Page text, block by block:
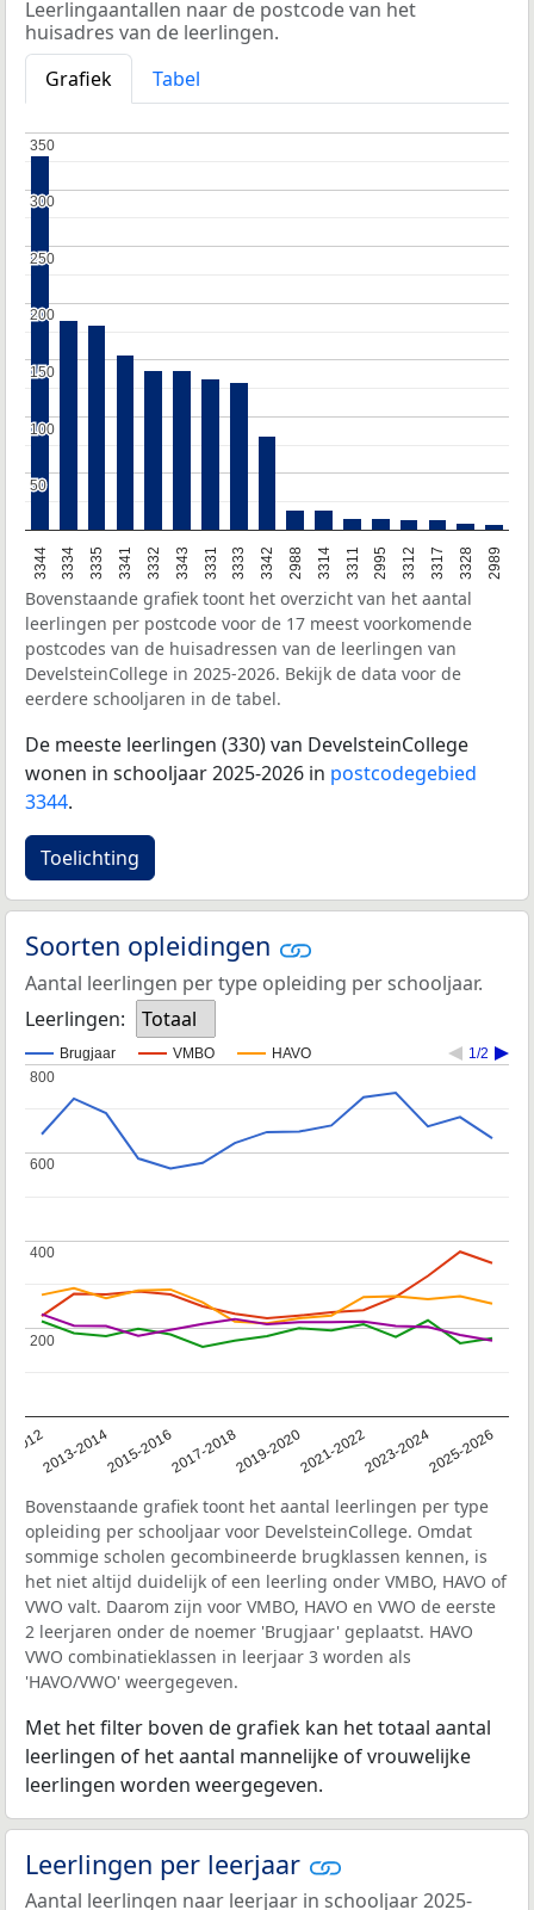
Leerlingaantallen naar de postcode van het
huisadres van de leerlingen.
Grafiek
Tabel
3344 3334 3335 3341 3332 3343 3331 3333 3342 2988 3314 3311 2995 3312 3317 3328 2989
50
50
100
100
150
150
200
200
250
250
300
300
350
350
Bovenstaande grafiek toont het overzicht van het aantal
leerlingen per postcode voor de 17 meest voorkomende
postcodes van de huisadressen van de leerlingen van
DevelsteinCollege in 2025-2026. Bekijk de data voor de
eerdere schooljaren in de tabel.
De meeste leerlingen (330) van DevelsteinCollege
wonen in schooljaar 2025-2026 in postcodegebied
3344.
Toelichting
Soorten opleidingen
Aantal leerlingen per type opleiding per schooljaar.
Leerlingen:
Totaal
Brugjaar VMBO HAVO 1/2
20122013-20142015-20162017-20182019-20202021-20222023-20242025-2026
200
200
400
400
600
600
800
800
Bovenstaande grafiek toont het aantal leerlingen per type
opleiding per schooljaar voor DevelsteinCollege. Omdat
sommige scholen gecombineerde brugklassen kennen, is
het niet altijd duidelijk of een leerling onder VMBO, HAVO of
VWO valt. Daarom zijn voor VMBO, HAVO en VWO de eerste
2 leerjaren onder de noemer 'Brugjaar' geplaatst. HAVO
VWO combinatieklassen in leerjaar 3 worden als
'HAVO/VWO' weergegeven.
Met het filter boven de grafiek kan het totaal aantal
leerlingen of het aantal mannelijke of vrouwelijke
leerlingen worden weergegeven.
Leerlingen per leerjaar
Aantal leerlingen naar leerjaar in schooljaar 2025-